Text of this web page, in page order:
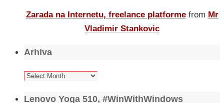
Zarada na Internetu, freelance platforme from Mr
Vladimir Stankovic
Arhiva
Arhiva
Lenovo Yoga 510, #WinWithWindows